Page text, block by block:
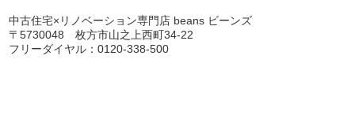
中古住宅×リノベーション専門店 beans ビーンズ
〒5730048 枚方市山之上西町34-22
フリーダイヤル：0120-338-500